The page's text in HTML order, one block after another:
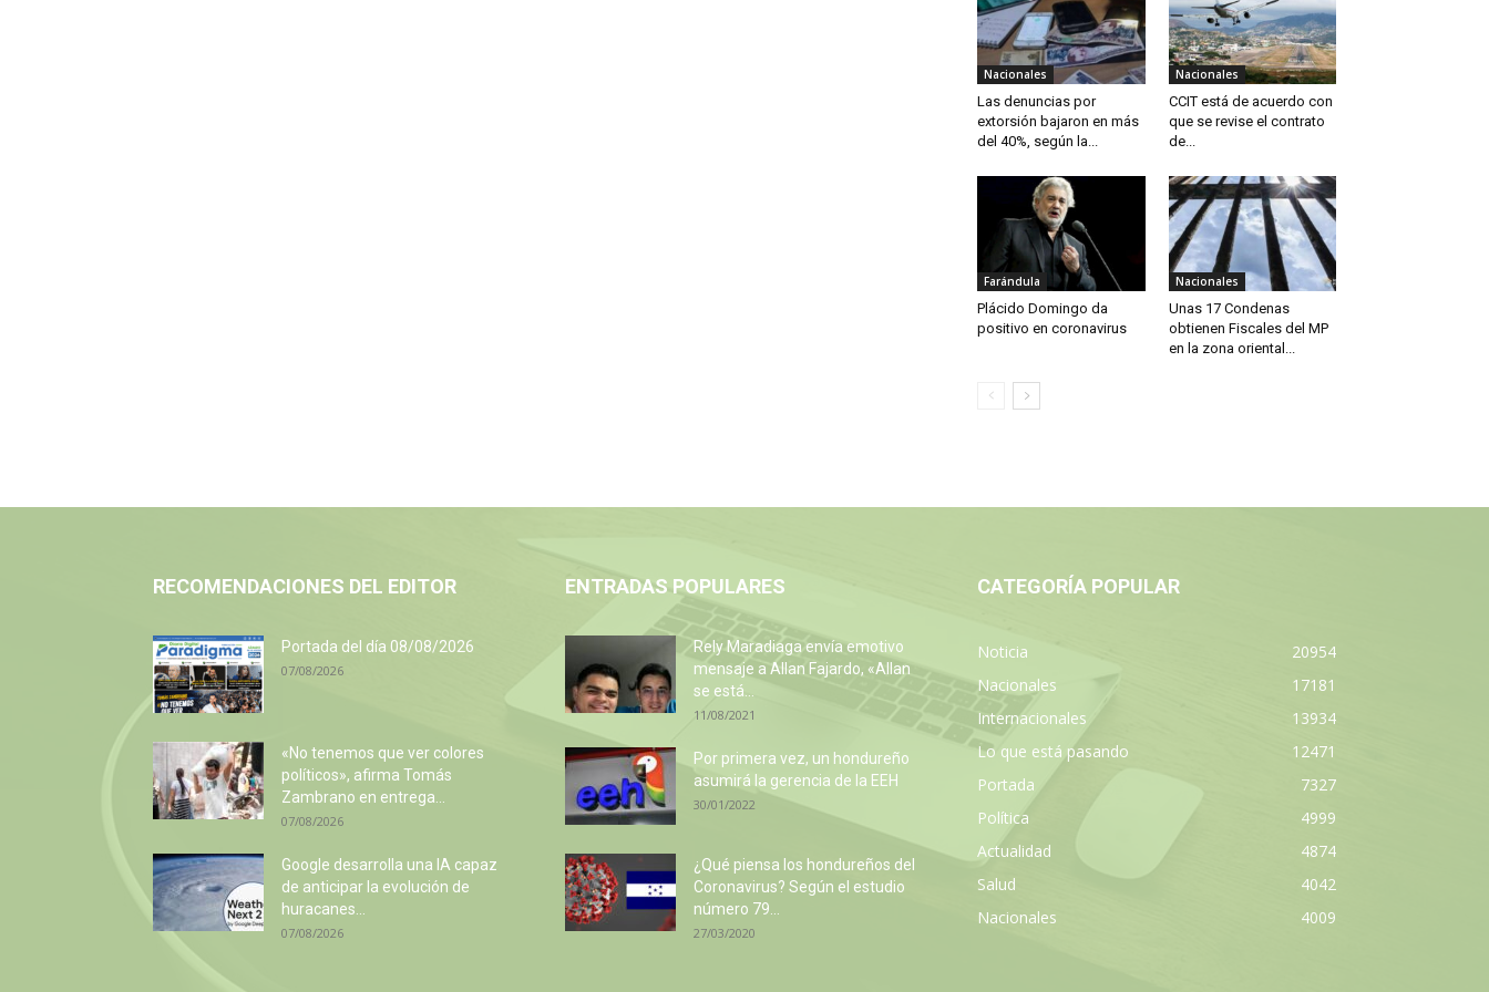
Nacionales
Las denuncias por
extorsión bajaron en más
del 40%, según la...
Nacionales
CCIT está de acuerdo con
que se revise el contrato
de...
Farándula
Plácido Domingo da
positivo en coronavirus
Nacionales
Unas 17 Condenas
obtienen Fiscales del MP
en la zona oriental...
RECOMENDACIONES DEL EDITOR
Portada del día 08/08/2026
07/08/2026
«No tenemos que ver colores
políticos», afirma Tomás
Zambrano en entrega...
07/08/2026
Google desarrolla una IA capaz
de anticipar la evolución de
huracanes...
07/08/2026
ENTRADAS POPULARES
Rely Maradiaga envía emotivo
mensaje a Allan Fajardo, «Allan
se está...
11/08/2021
Por primera vez, un hondureño
asumirá la gerencia de la EEH
30/01/2022
¿Qué piensa los hondureños del
Coronavirus? Según el estudio
número 79...
27/03/2020
CATEGORÍA POPULAR
Noticia
20954
Nacionales
17181
Internacionales
13934
Lo que está pasando
12471
Portada
7327
Política
4999
Actualidad
4874
Salud
4042
Nacionales
4009